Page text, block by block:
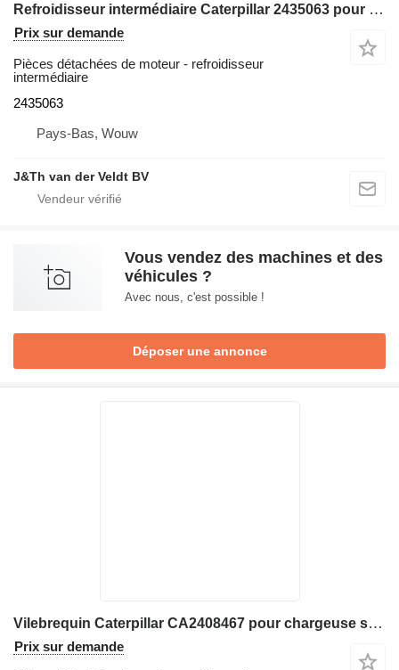
Refroidisseur intermédiaire Caterpillar 2435063 pour chargeuse sur pneus Caterpillar 12K 950H 962H 120K 140K 160K 140M 160M IT62H
Prix sur demande
Pièces détachées de moteur - refroidisseur
intermédiaire
2435063
Pays-Bas, Wouw
J&Th van der Veldt BV
Vous vendez des machines et des
véhicules ?
Avec nous, c'est possible !
Déposer une annonce
Vilebrequin Caterpillar CA2408467 pour chargeuse sur pneus Caterpillar 3056E, 550B, 560B, 564, 574B, 924G, 924GZ, 930G, IT28G, M316C, M318C, M318C, M322C
Prix sur demande